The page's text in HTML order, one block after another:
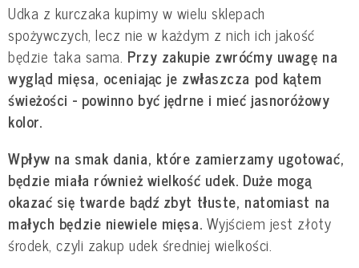
Udka z kurczaka kupimy w wielu sklepach
spożywczych, lecz nie w każdym z nich ich jakość
będzie taka sama. Przy zakupie zwróćmy uwagę na
wygląd mięsa, oceniając je zwłaszcza pod kątem
świeżości - powinno być jędrne i mieć jasnoróżowy
kolor.
Wpływ na smak dania, które zamierzamy ugotować,
będzie miała również wielkość udek. Duże mogą
okazać się twarde bądź zbyt tłuste, natomiast na
małych będzie niewiele mięsa. Wyjściem jest złoty
środek, czyli zakup udek średniej wielkości.